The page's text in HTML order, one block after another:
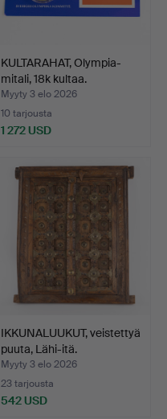
KULTARAHAT, Olympia-
mitali, 18k kultaa.
Myyty 3 elo 2026
10 tarjousta
1 272 USD
IKKUNALUUKUT, veistettyä
puuta, Lähi-itä.
Myyty 3 elo 2026
23 tarjousta
542 USD